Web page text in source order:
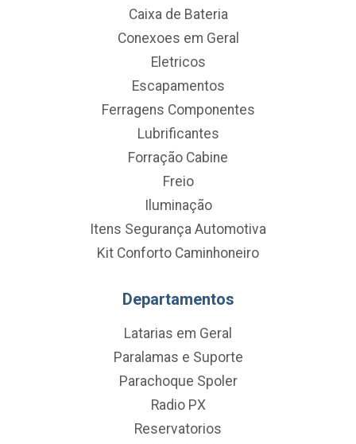
Caixa de Bateria
Conexoes em Geral
Eletricos
Escapamentos
Ferragens Componentes
Lubrificantes
Forração Cabine
Freio
Iluminação
Itens Segurança Automotiva
Kit Conforto Caminhoneiro
Departamentos
Latarias em Geral
Paralamas e Suporte
Parachoque Spoler
Radio PX
Reservatorios